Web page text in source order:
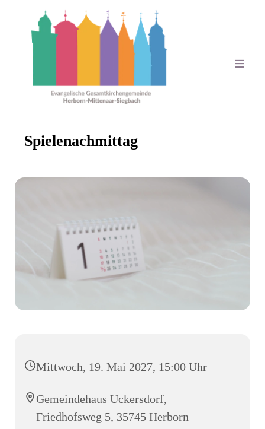
Spielenachmittag
Mittwoch, 19. Mai 2027, 15:00 Uhr
Gemeindehaus Uckersdorf,
Friedhofsweg 5, 35745 Herborn